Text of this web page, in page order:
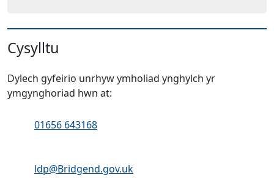
Cysylltu
Dylech gyfeirio unrhyw ymholiad ynghylch yr
ymgynghoriad hwn at:
Ffôn:
01656 643168
Cyfeiriad ebost:
ldp@Bridgend.gov.uk